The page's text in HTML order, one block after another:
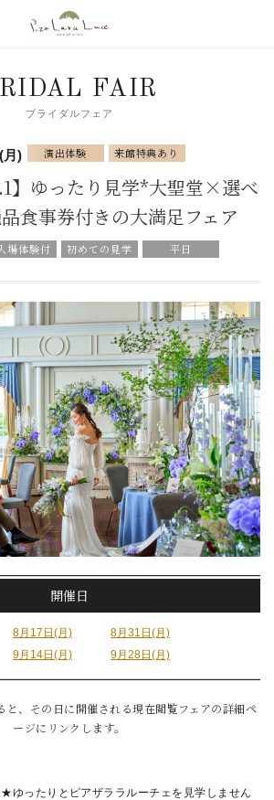
FAIR
ブライダルフェア
月) 演出体験 来館特典あり
】ゆったり見学*大聖堂×選べ
食事券付きの大満足フェア
場体験付 初めての見学 平日
開催日
8月17日(月)
8月31日(月)
9月14日(月) 9月28日(月)
、その日に開催される現在閲覧フェアの詳細ペ
ージにリンクします。
ゆったりとピアザララルーチェを見学しません